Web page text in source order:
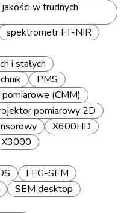
w trudnych
spektrometr FT-NIR
i stałych
PMS
(CMM)
pomiarowy 2D
X600HD
X3000
FEG-SEM
SEM desktop